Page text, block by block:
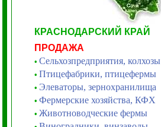
КРАСНОДАРСКИЙ КРАЙ
ПРОДАЖА
• Сельхозпредприятия, колхозы
• Птицефабрики, птицефермы
• Элеваторы, зернохранилища
• Фермерские хозяйства, КФХ
• Животноводческие фермы